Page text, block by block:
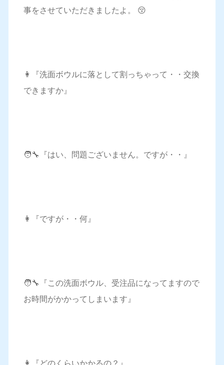
事をさせていただきましたよ。 😚
👩『洗面ボウルに落として割っちゃって・・交換
できますか』
🧑‍🔧『はい、問題ございません。ですが・・』
👩『ですが・・何』
🧑‍🔧『この洗面ボウル、受注品になってますので
お時間がかかってしまいます』